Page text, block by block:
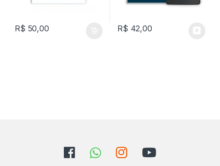
R$ 50,00 R$ 42,00